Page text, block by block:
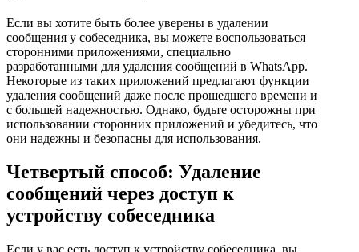
Если вы хотите быть более уверены в удалении
сообщения у собеседника, вы можете воспользоваться
сторонними приложениями, специально
разработанными для удаления сообщений в WhatsApp.
Некоторые из таких приложений предлагают функции
удаления сообщений даже после прошедшего времени и
с большей надежностью. Однако, будьте осторожны при
использовании сторонних приложений и убедитесь, что
они надежны и безопасны для использования.
Четвертый способ: Удаление
сообщений через доступ к
устройству собеседника